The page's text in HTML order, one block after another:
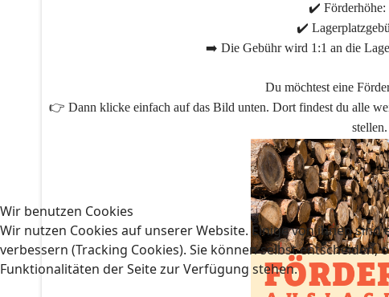
✔️ Förderhöhe:
✔️
➡️ Die Gebühr wird 1:1 an die
Du möchtest eine
👉 Dann klicke einfach auf das Bild unten. Dort findest du alle
stellen.
Wir benutzen Cookies
Wir nutzen Cookies auf unserer Website. Einige von ihnen
verbessern (Tracking Cookies). Sie können selbst
Funktionalitäten der Seite zur Verfügung stehen.